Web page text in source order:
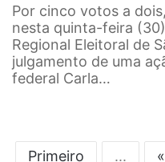
Por cinco votos a
nesta quinta-feira
Regional Eleitoral de
julgamento de uma
federal Carla…
Primeiro ... «